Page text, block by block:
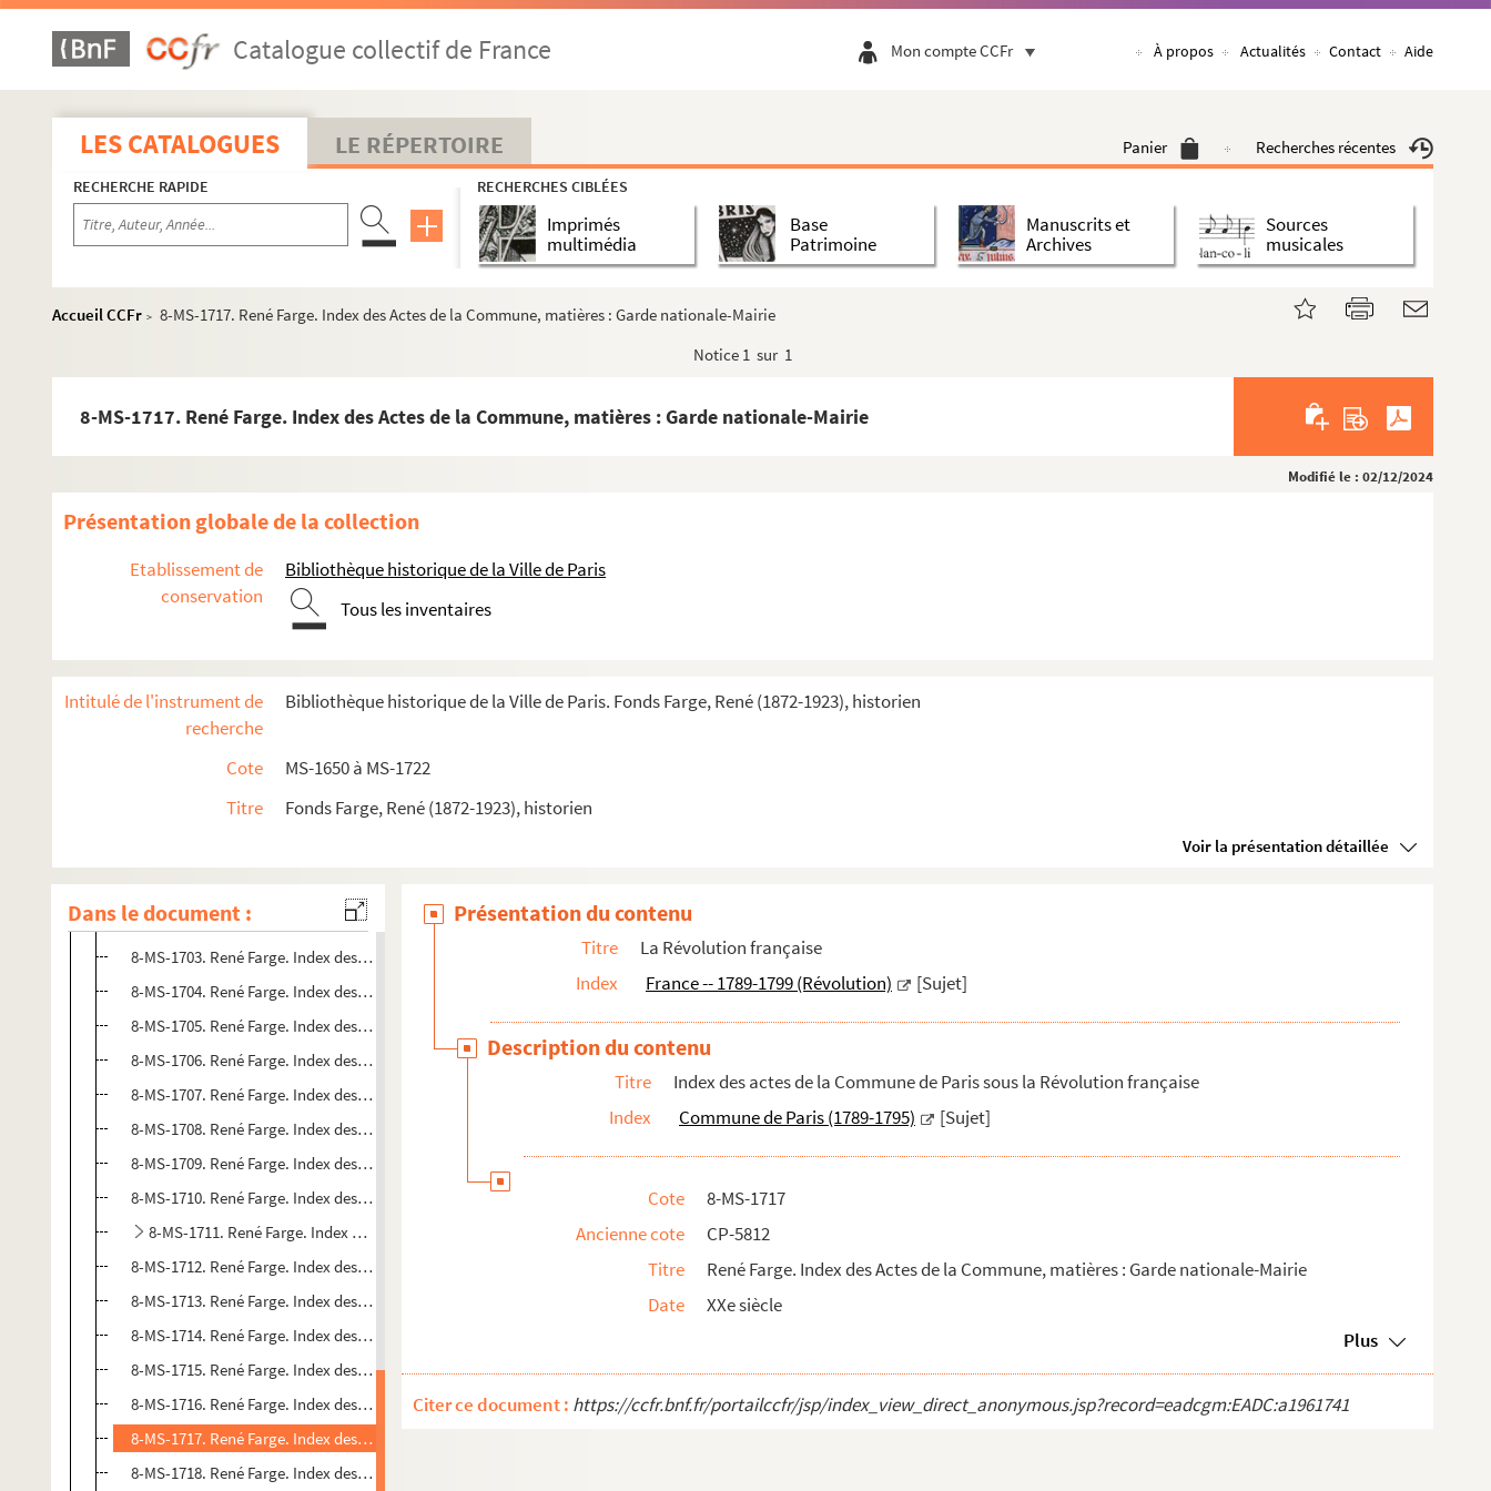
Catalogue collectif de France Mon compte CCFr À propos Actualités Contact Aide
LES CATALOGUES LE RÉPERTOIRE Panier Recherches récentes
RECHERCHE RAPIDE RECHERCHES CIBLÉES
Imprimés
multimédia
Base
Patrimoine
Manuscrits et
Archives
Sources
musicales
Accueil CCFr > 8-MS-1717. René Farge. Index des Actes de la Commune, matières : Garde nationale-Mairie
Notice 1 sur 1
8-MS-1717. René Farge. Index des Actes de la Commune, matières : Garde nationale-Mairie
Modifié le : 02/12/2024
Présentation globale de la collection
Etablissement de
conservation
Bibliothèque historique de la Ville de Paris
Tous les inventaires
Intitulé de l'instrument de
recherche
Bibliothèque historique de la Ville de Paris. Fonds Farge, René (1872-1923), historien
Cote
MS-1650 à MS-1722
Titre
Fonds Farge, René (1872-1923), historien
Voir la présentation détaillée
Dans le document :
Le Palais-Royal
L'Opéra
Les déesses de la Révolution
Le Tribunal révolutionnaire
La fête du 10 août 1793
8-MS-1674. Le club des Cordeliers rue Dauphine
8-MS-1675. Destitution de Bailly de son poste de Maire de Paris et candidatures diverses
8-MS-1677. Election du maire de Paris. Renouvellement de la Municipalité, tome 2
Index des actes de la Commune de Paris sous la Révolution française
8-MS-1690. Index des Actes de la Commune de Paris pendant la Révolution. 2
8-MS-1692. René Farge. Index des Actes de la Commune, noms de lieu : A-J
8-MS-1693. René Farge. Index des Actes de la Commune, noms de lieu (fin) : L à Z
8-MS-1695. René Farge. Index des Actes de la Commune, noms de personnes : Be-Bouchet
8-MS-1696. René Farge. Index des Actes de la Commune, noms de personnes : Bouchi-Cartron
8-MS-1699. René Farge. Index des Actes de la Commune, noms de personnes : Delagrange-Duguet
8-MS-1701. René Farge. Index des Actes de la Commune, noms de personnes : Foucault-Gouvion
8-MS-1702. René Farge. Index des Actes de la Commune, noms de personnes : Goux-Isouard
8-MS-1703. René Farge. Index des Actes de la Commune, noms de personnes : J-Larive
8-MS-1704. René Farge. Index des Actes de la Commune, noms de personnes : La Rivière-Lenoble
8-MS-1705. René Farge. Index des Actes de la Commune, noms de personnes : Le Noir-Mandat
8-MS-1706. René Farge. Index des Actes de la Commune, noms de personnes : Mané-Morat
8-MS-1707. René Farge. Index des Actes de la Commune, noms de personnes : Moreau-Pétrie
8-MS-1708. René Farge. Index des Actes de la Commune, noms de personnes : Peuchet-Ricart
8-MS-1709. René Farge. Index des Actes de la Commune, noms de personnes : Richard-Sercilly
8-MS-1710. René Farge. Index des Actes de la Commune, noms de personnes : Sergent-Vannier
8-MS-1711. René Farge. Index des Actes de la Commune, noms de personnes (fin) : Vanot-Z
8-MS-1712. René Farge. Index des Actes de la Commune, matières : Archives-Buanderie
8-MS-1713. René Farge. Index des Actes de la Commune, matières : Bureaux-Comité
8-MS-1714. René Farge. Index des Actes de la Commune, matières : Comité-Dénonciation
8-MS-1715. René Farge. Index des Actes de la Commune, matières : Département-Echevin
8-MS-1716. René Farge. Index des Actes de la Commune, matières : Echoppe-Garde nationale
8-MS-1717. René Farge. Index des Actes de la Commune, matières : Garde nationale-Mairie
8-MS-1718. René Farge. Index des Actes de la Commune, matières : Maisons-Parlement
Présentation du contenu
Titre
La Révolution française
Index
France -- 1789-1799 (Révolution) [Sujet]
Description du contenu
Titre
Index des actes de la Commune de Paris sous la Révolution française
Index
Commune de Paris (1789-1795) [Sujet]
Cote
8-MS-1717
Ancienne cote
CP-5812
Titre
René Farge. Index des Actes de la Commune, matières : Garde nationale-Mairie
Date
XXe siècle
Plus
Citer ce document : https://ccfr.bnf.fr/portailccfr/jsp/index_view_direct_anonymous.jsp?record=eadcgm:EADC:a1961741